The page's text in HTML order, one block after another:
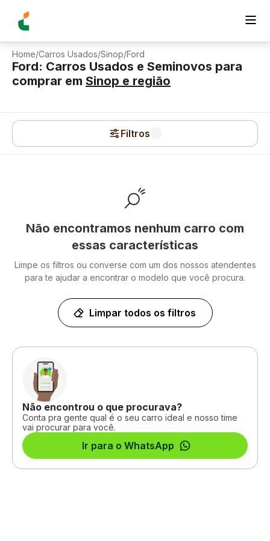
Home/Carros Usados/Sinop/Ford
Ford: Carros Usados e Seminovos para
comprar em Sinop e região
Filtros
Não encontramos nenhum carro com
essas características
Limpe os filtros ou converse com um dos nossos atendentes
para te ajudar a encontrar o modelo que você procura.
Limpar todos os filtros
Não encontrou o que procurava?
Conta pra gente qual é o seu carro ideal e nosso time
vai procurar para você.
Ir para o WhatsApp